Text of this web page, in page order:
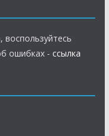
ошибках - ссылка